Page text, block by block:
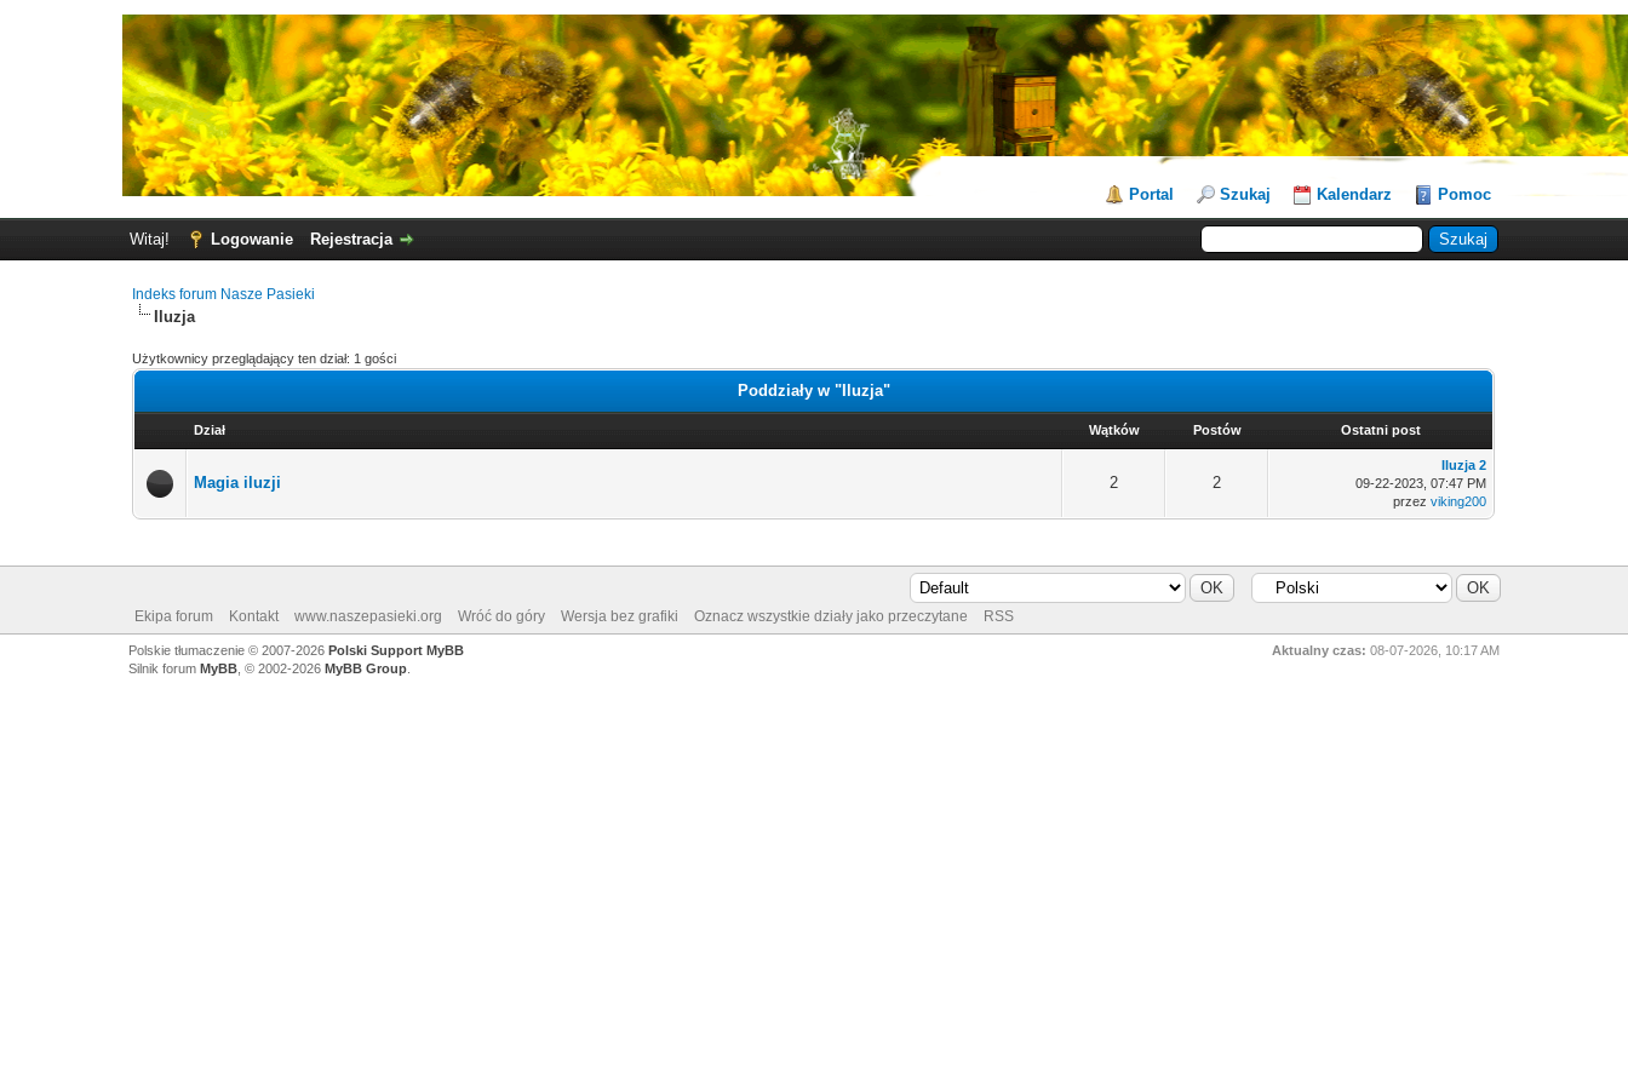
Portal Szukaj Kalendarz Pomoc
Witaj! Logowanie Rejestracja
Indeks forum Nasze Pasieki
Iluzja
Użytkownicy przeglądający ten dział: 1 gości
Poddziały w "Iluzja"
Dział Wątków Postów Ostatni post
Magia iluzji 2 2
Iluzja 2
09-22-2023, 07:47 PM
przezviking200
Ekipa forum Kontakt www.naszepasieki.org Wróć do góry Wersja bez grafiki Oznacz wszystkie działy jako przeczytane RSS
Aktualny czas: 08-07-2026, 10:17 AM
Polskie tłumaczenie © 2007-2026 Polski Support MyBB
Silnik forum MyBB, © 2002-2026 MyBB Group.